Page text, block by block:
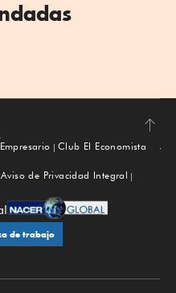
Subir
Club El Economista
Aviso de Privacidad Integral
de trabajo